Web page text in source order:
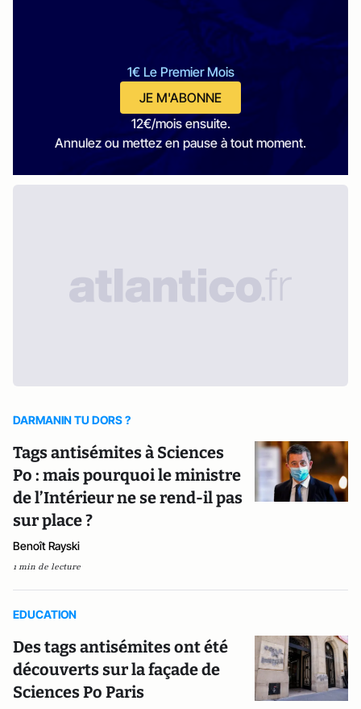
1€ Le Premier Mois
JE M'ABONNE
12€/mois ensuite.
Annulez ou mettez en pause à tout moment.
DARMANIN TU DORS ?
Tags antisémites à Sciences
Po : mais pourquoi le ministre
de l’Intérieur ne se rend-il pas
sur place ?
Benoît Rayski
1 min de lecture
EDUCATION
Des tags antisémites ont été
découverts sur la façade de
Sciences Po Paris